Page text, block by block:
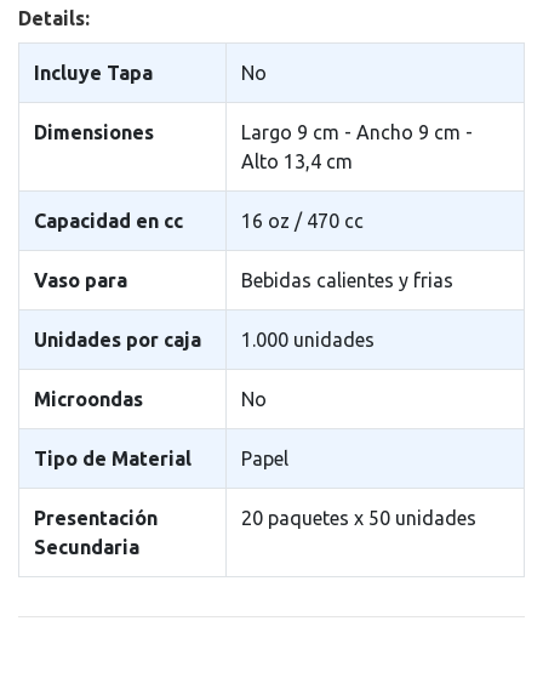
Details:
Incluye Tapa No
Dimensiones
Largo 9 cm - Ancho 9 cm -
Alto 13,4 cm
Capacidad en cc 16 oz / 470 cc
Vaso para Bebidas calientes y frias
Unidades por caja 1.000 unidades
Microondas No
Tipo de Material Papel
Presentación
Secundaria
20 paquetes x 50 unidades